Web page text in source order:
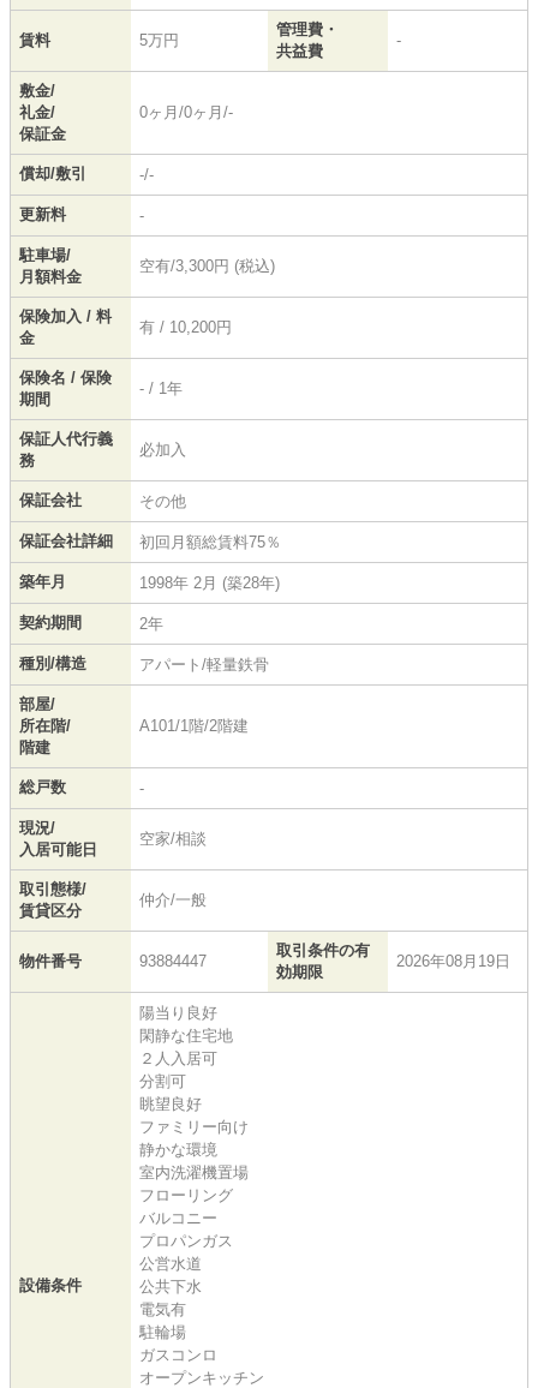
賃料 5万円
管理費・
共益費
-
敷金/
礼金/
保証金
0ヶ月/0ヶ月/-
償却/敷引 -/-
更新料 -
駐車場/
月額料金
空有/3,300円 (税込)
保険加入 / 料
金
有 / 10,200円
保険名 / 保険
期間
- / 1年
保証人代行義
務
必加入
保証会社 その他
保証会社詳細 初回月額総賃料75％
築年月 1998年 2月 (築28年)
契約期間 2年
種別/構造 アパート/軽量鉄骨
部屋/
所在階/
階建
A101/1階/2階建
総戸数 -
現況/
入居可能日
空家/相談
取引態様/
賃貸区分
仲介/一般
物件番号 93884447
取引条件の有
効期限
2026年08月19日
設備条件
陽当り良好
閑静な住宅地
２人入居可
分割可
眺望良好
ファミリー向け
静かな環境
室内洗濯機置場
フローリング
バルコニー
プロパンガス
公営水道
公共下水
電気有
駐輪場
ガスコンロ
オープンキッチン